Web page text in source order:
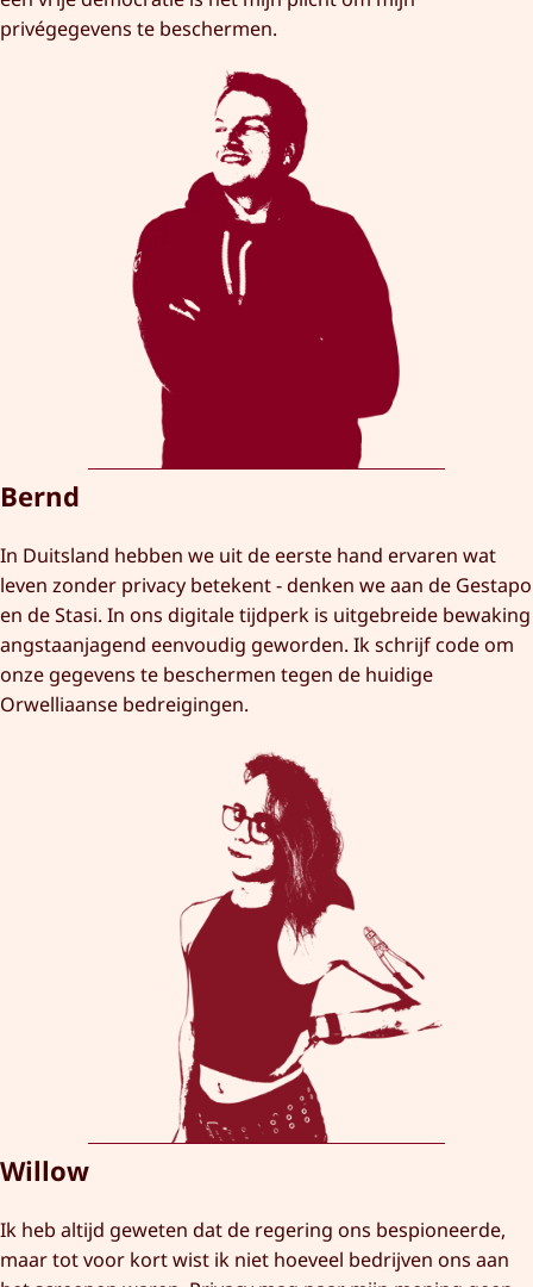
privégegevens te beschermen.
Bernd
In Duitsland hebben we uit de eerste hand ervaren wat
leven zonder privacy betekent - denken we aan de Gestapo
en de Stasi. In ons digitale tijdperk is uitgebreide bewaking
angstaanjagend eenvoudig geworden. Ik schrijf code om
onze gegevens te beschermen tegen de huidige
Orwelliaanse bedreigingen.
Willow
Ik heb altijd geweten dat de regering ons bespioneerde,
maar tot voor kort wist ik niet hoeveel bedrijven ons aan